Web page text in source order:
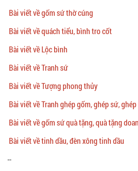
Bài viết về gốm sứ thờ cúng
Bài viết về quách tiểu, bình tro cốt
Bài viết về Lộc bình
Bài viết về Tranh sứ
Bài viết về Tượng phong thủy
Bài viết về Tranh ghép gốm, ghép sứ,
Bài viết về gốm sứ quà tặng, quà tặng
Bài viết về tinh dầu, đèn xông tinh dầu
--